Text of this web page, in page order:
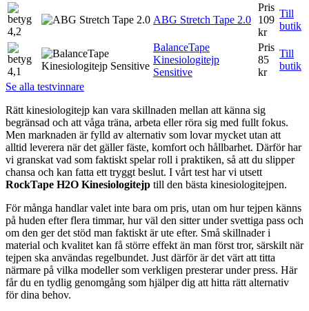
4,2
ABG Stretch Tape 2.0
Pris
109
kr
Till
butik
4,1
BalanceTape
Kinesiologitejp
Sensitive
Pris
85
kr
Till
butik
Se alla testvinnare
Rätt kinesiologitejp kan vara skillnaden mellan att känna sig
begränsad och att våga träna, arbeta eller röra sig med fullt fokus.
Men marknaden är fylld av alternativ som lovar mycket utan att
alltid leverera när det gäller fäste, komfort och hållbarhet. Därför har
vi granskat vad som faktiskt spelar roll i praktiken, så att du slipper
chansa och kan fatta ett tryggt beslut. I vårt test har vi utsett
RockTape H2O Kinesiologitejp till den bästa kinesiologitejpen.
För många handlar valet inte bara om pris, utan om hur tejpen känns
på huden efter flera timmar, hur väl den sitter under svettiga pass och
om den ger det stöd man faktiskt är ute efter. Små skillnader i
material och kvalitet kan få större effekt än man först tror, särskilt när
tejpen ska användas regelbundet. Just därför är det värt att titta
närmare på vilka modeller som verkligen presterar under press. Här
får du en tydlig genomgång som hjälper dig att hitta rätt alternativ
för dina behov.